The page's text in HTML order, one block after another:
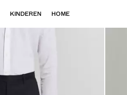
KINDEREN HOME